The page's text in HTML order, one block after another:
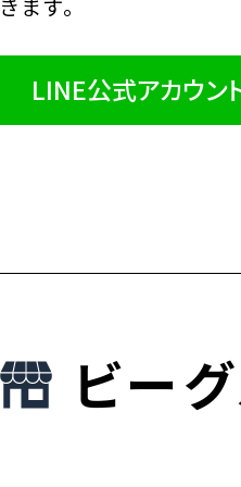
きます。
LINE公式アカウン
ビー